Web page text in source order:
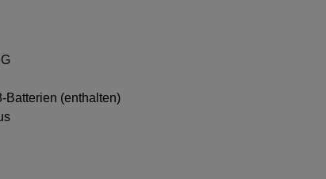
Batterien (enthalten)